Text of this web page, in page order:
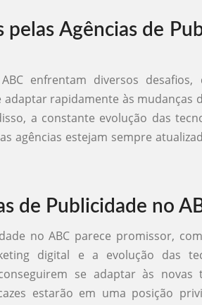
pelas Agências de
enfrentam diversos
adaptar rapidamente às mudanças
a constante evolução das
agências estejam sempre
de Publicidade no
no ABC parece promissor,
digital e a evolução das
se adaptar às novas
estarão em uma posição